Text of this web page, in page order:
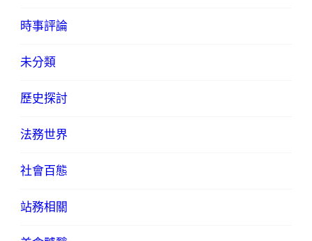
時事評論
未分類
歷史探討
法務世界
社會百態
站務相關